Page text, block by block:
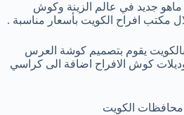
جديد في عالم الزينة وكوش
مكتب افراح الكويت بأسعار مناسبة .
يقوم بتصميم كوشة العرس
كوش الافراح اضافة الى كراسي
محافظات الكويت